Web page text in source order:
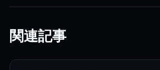
関連記事